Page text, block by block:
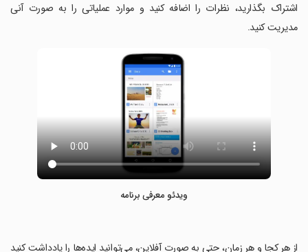
اشتراک بگذارید، نظرات را اضافه کنید و موارد عملیاتی را به صورت آنی
مدیریت کنید.
ویدئو معرفی برنامه
‏از هر کجا و هر زمان، حتی به صورت آفلاین، می‌توانید ایده‌ها را یادداشت کنید